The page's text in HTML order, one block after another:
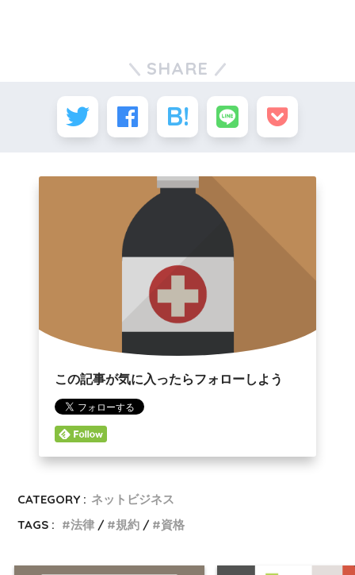
SHARE
この記事が気に入ったらフォローしよう
CATEGORY : ネットビジネス
TAGS :
法律 規約 資格